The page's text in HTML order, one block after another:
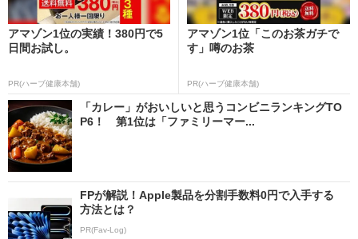
アマゾン1位の実績！380円で5
日間お試し。
PR(ハーブ健康本舗)
アマゾン1位「このお茶ガチで
す」噂のお茶
PR(ハーブ健康本舗)
「カレー」がおいしいと思うコンビニランキングTO
P6！ 第1位は「ファミリーマー...
FPが解説！Apple製品を分割手数料0円で入手する
方法とは？
PR(Fav-Log)